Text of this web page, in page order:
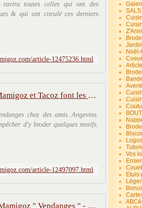
toutes celles qui ont des
& qui ont circulé ces derniers
article-12475236.html
Mamigoz et Tacoz font les vendanges - Chez Mamigoz
chez des amis Angevins.
d'y broder quelques motifs.
article-12497097.html
Grille Mamigoz " Vendanges " - Chez Mamigoz
Vos